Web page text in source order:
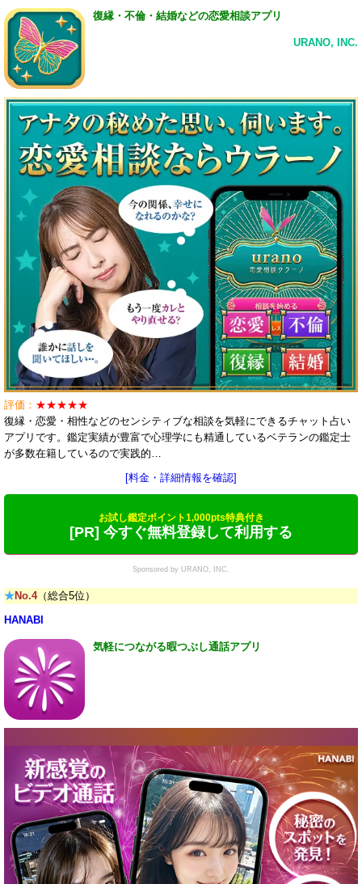
復縁・不倫・結婚などの恋愛相談アプリ
URANO, INC.
評価： ★★★★★
復縁・恋愛・相性などのセンシティブな相談を気軽にできるチャット占い
アプリです。鑑定実績が豊富で心理学にも精通しているベテランの鑑定士
が多数在籍しているので実践的…
[料金・詳細情報を確認]
お試し鑑定ポイント1,000pts特典付き
[PR] 今すぐ無料登録して利用する
Sponsored by URANO, INC.
★No.4（総合5位）
HANABI
気軽につながる暇つぶし通話アプリ